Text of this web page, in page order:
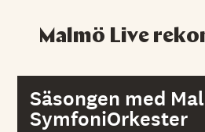
Malmö Live
Säsongen med
SymfoniOrkester